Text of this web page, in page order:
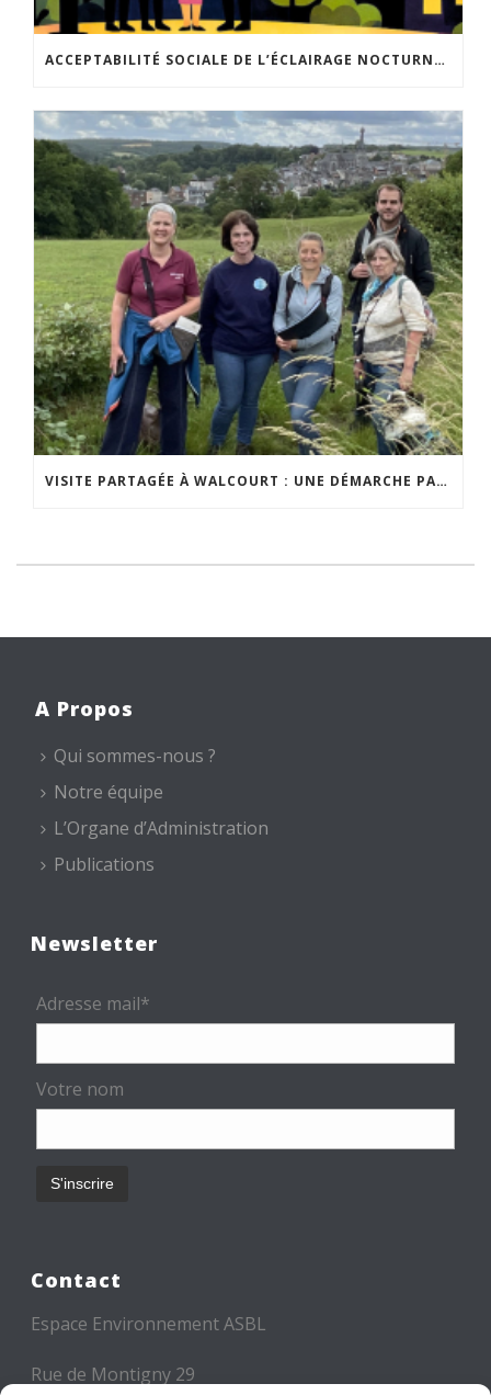
ACCEPTABILITÉ SOCIALE DE L’ÉCLAIRAGE NOCTURNE : LE REPLAY EST DISPONIBLE
VISITE PARTAGÉE À WALCOURT : UNE DÉMARCHE PARTICIPATIVE ANIMÉE PAR ESPACE ENVIRONNEMENT
A Propos
Qui sommes-nous ?
Notre équipe
L’Organe d’Administration
Publications
Newsletter
Adresse mail*
Votre nom
Contact
Espace Environnement ASBL
Rue de Montigny 29